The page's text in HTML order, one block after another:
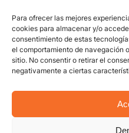
Para ofrecer las mejores
cookies para almacenar y/o
consentimiento de estas
el comportamiento de navegación
sitio. No consentir o retirar el
negativamente a ciertas
Políticas
Política de
Términos